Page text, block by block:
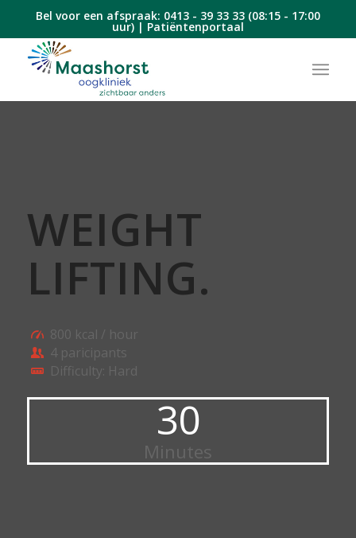
Bel voor een afspraak: 0413 - 39 33 33(08:15 - 17:00
uur) | Patiëntenportaal
WEIGHT
LIFTING.
800 kcal / hour
4 paricipants
Difficulty: Hard
30
Minutes